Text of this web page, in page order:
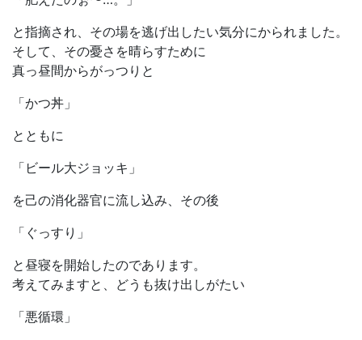
と指摘され、その場を逃げ出したい気分にかられました。
そして、その憂さを晴らすために
真っ昼間からがっつりと
「かつ丼」
とともに
「ビール大ジョッキ」
を己の消化器官に流し込み、その後
「ぐっすり」
と昼寝を開始したのであります。
考えてみますと、どうも抜け出しがたい
「悪循環」